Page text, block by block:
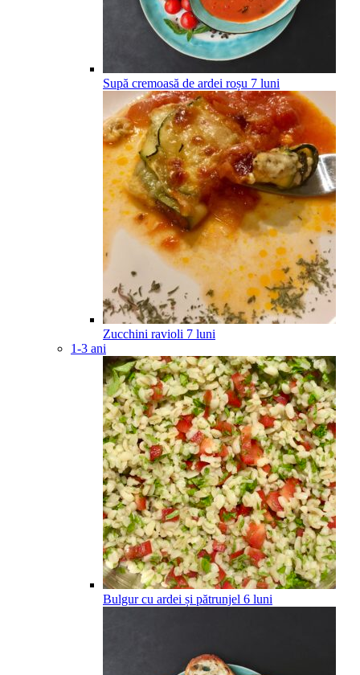
Supă cremoasă de ardei roșu 7 luni
Zucchini ravioli 7 luni
1-3 ani
Bulgur cu ardei și pătrunjel 6 luni